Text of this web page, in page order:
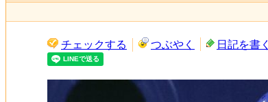
チェックする つぶやく 日記を書く